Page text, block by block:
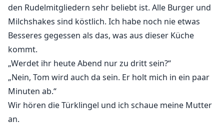
den Rudelmitgliedern sehr beliebt ist. Alle Burger und
Milchshakes sind köstlich. Ich habe noch nie etwas
Besseres gegessen als das, was aus dieser Küche
kommt.
„Werdet ihr heute Abend nur zu dritt sein?“
„Nein, Tom wird auch da sein. Er holt mich in ein paar
Minuten ab.“
Wir hören die Türklingel und ich schaue meine Mutter
an.